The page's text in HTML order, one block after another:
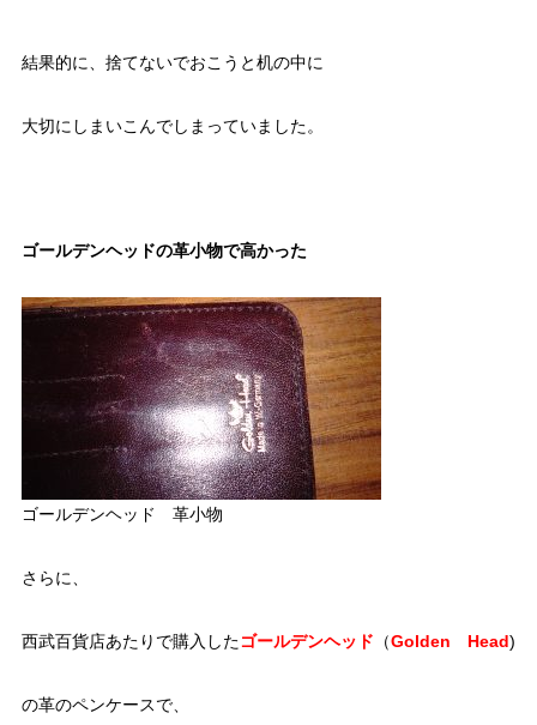
結果的に、捨てないでおこうと机の中に
大切にしまいこんでしまっていました。
ゴールデンヘッドの革小物で高かった
ゴールデンヘッド 革小物
さらに、
西武百貨店あたりで購入したゴールデンヘッド （Golden Head)
の革のペンケースで、